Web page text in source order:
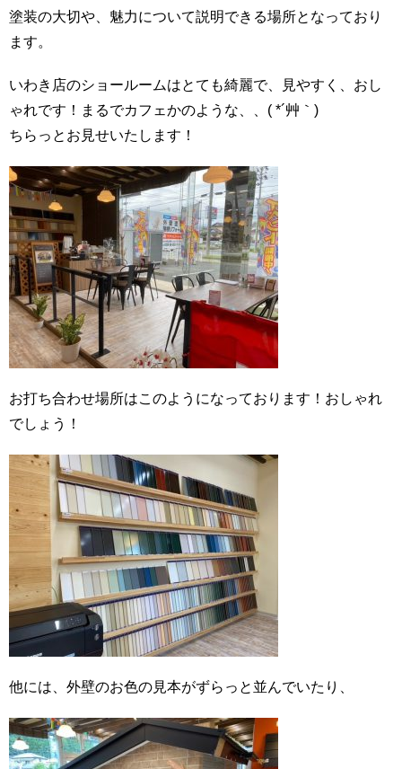
塗装の大切や、魅力について説明できる場所となっており
ます。
いわき店のショールームはとても綺麗で、見やすく、おし
ゃれです！まるでカフェかのような、、( *´艸｀)
ちらっとお見せいたします！
お打ち合わせ場所はこのようになっております！おしゃれ
でしょう！
他には、外壁のお色の見本がずらっと並んでいたり、